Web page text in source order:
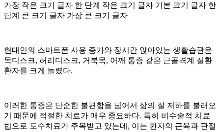
가장 작은 크기 글자 한 단계 작은 크기 글자 기본 크기 글자 한
단계 큰 크기 글자 가장 큰 크기 글자
현대인의 스마트폰 사용 증가와 장시간 앉아있는 생활습관은
목디스크, 허리디스크, 거북목, 어깨 통증 같은 근골격계 질환
환자를 크게 늘렸다.
이러한 통증은 단순한 불편함을 넘어서 삶의 질 저하를 불러오
기 때문에 적절한 치료가 매우 중요하다. 특히 비수술적 치료
법으로 도수치료가 주목받고 있는데, 이는 환자의 근육과 관절